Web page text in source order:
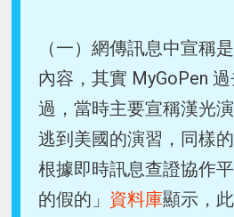
（一）網傳訊息中宣稱
內容，其實 MyGoPen
過，當時主要宣稱漢光
逃到美國的演習，同樣
根據即時訊息查證協作
的假的」 資料庫顯示，